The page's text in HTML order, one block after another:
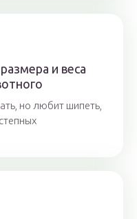
и веса
но любит шипеть,